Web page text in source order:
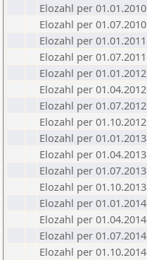
Elozahl per 01.01.2010
Elozahl per 01.07.2010
Elozahl per 01.01.2011
Elozahl per 01.07.2011
Elozahl per 01.01.2012
Elozahl per 01.04.2012
Elozahl per 01.07.2012
Elozahl per 01.10.2012
Elozahl per 01.01.2013
Elozahl per 01.04.2013
Elozahl per 01.07.2013
Elozahl per 01.10.2013
Elozahl per 01.01.2014
Elozahl per 01.04.2014
Elozahl per 01.07.2014
Elozahl per 01.10.2014